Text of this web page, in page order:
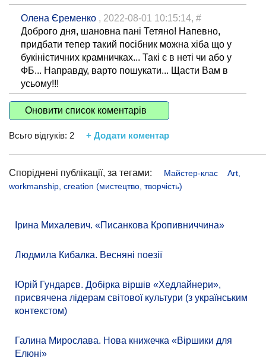
Олена Єременко , 2022-08-01 10:15:14, #
Доброго дня, шановна пані Тетяно! Напевно,
придбати тепер такий посібник можна хіба що у
букіністичних крамничках... Такі є в неті чи або у
ФБ... Направду, варто пошукати... Щасти Вам в
усьому!!!
Оновити список коментарів
Всьго відгуків: 2 + Додати коментар
Споріднені публікації, за тегами: Майстер-клас
Art,
workmanship, creation (мистецтво, творчість)
Ірина Михалевич. «Писанкова Кропивниччина»
Людмила Кибалка. Весняні поезії
Юрій Гундарєв. Добірка віршів «Хедлайнери»,
присвячена лідерам світової культури (з українським
контекстом)
Галина Мирослава. Нова книжечка «Віршики для
Елюні»